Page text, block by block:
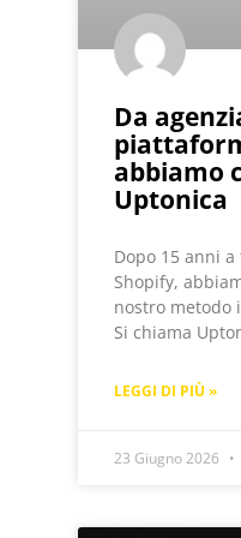
Da
abbiamo
Uptonica
Dopo 15 anni
Shopify,
nostro metodo
Si chiama
LEGGI DI PIÙ »
23 Giugno 2026